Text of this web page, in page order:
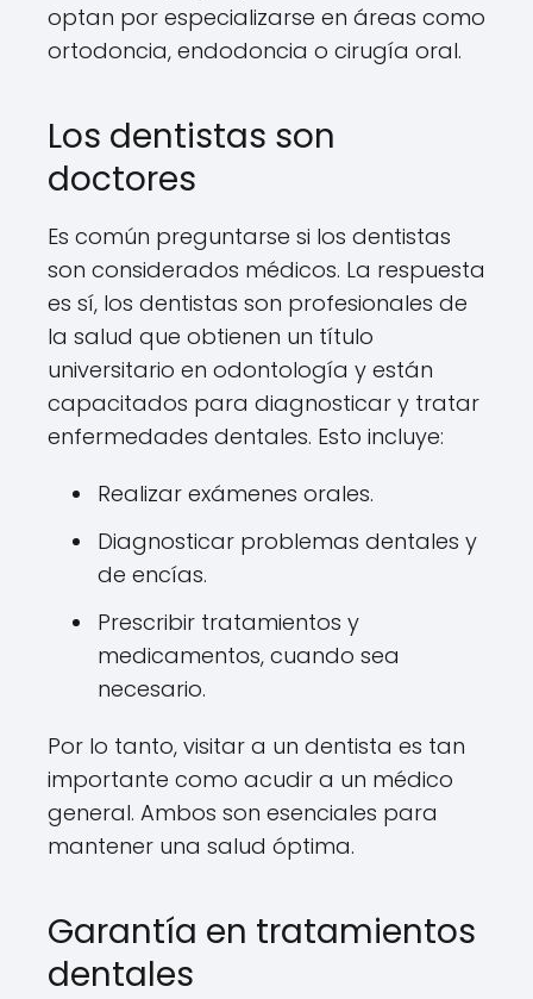
optan por especializarse en áreas como
ortodoncia, endodoncia o cirugía oral.
Los dentistas son
doctores
Es común preguntarse si los dentistas
son considerados médicos. La respuesta
es sí, los dentistas son profesionales de
la salud que obtienen un título
universitario en odontología y están
capacitados para diagnosticar y tratar
enfermedades dentales. Esto incluye:
Realizar exámenes orales.
Diagnosticar problemas dentales y
de encías.
Prescribir tratamientos y
medicamentos, cuando sea
necesario.
Por lo tanto, visitar a un dentista es tan
importante como acudir a un médico
general. Ambos son esenciales para
mantener una salud óptima.
Garantía en tratamientos
dentales